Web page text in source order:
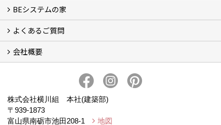
窓ガラス遮熱・UVカット塗料【ゼロコート】
水回り再生コーティング【アクアリフレッシュ】
米杉羽目板【やすらぎ】
BEシステムの家
BEシステムの家 実績
BEシステムの家 概要
BEシステムの家 体感会レポート
ハウスオブザ高断熱受賞
よくあるご質問
BEシステムについて
家造りの流れ
会社概要
プライバシー・ポリシー
本社井口移転のお知らせ
株式会社横川組 本社(建築部)
〒939-1873
富山県南砺市池田208-1
地図